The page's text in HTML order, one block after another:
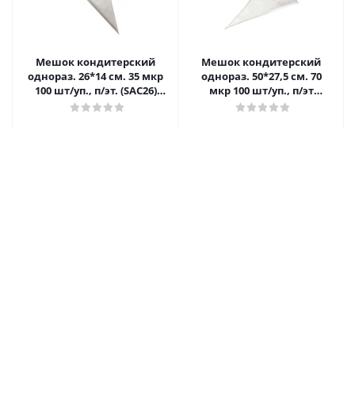
Мешок кондитерский
однораз. 26*14 см. 35 мкр
100 шт/уп., п/эт. (SAC26)
/1/6/
Мешок кондитерский
однораз. 50*27,5 см. 70
мкр 100 шт/уп., п/эт
(SAC50D-block) /1/6/